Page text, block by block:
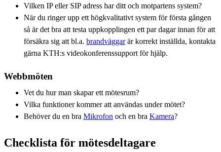
Vilken IP eller SIP adress har ditt och motpartens system?
När du ringer upp ett högkvalitativt system för första gången
så är det bra att testa uppkopplingen ett par dagar innan för att
försäkra sig att bl.a. brandväggarär korrekt inställda, kontakta
gärna KTH:s videokonferenssupport för hjälp.
Webbmöten
Vet du hur man skapar ett mötesrum?
Vilka funktioner kommer att användas under mötet?
Behöver du en bra Mikrofon och en bra Kamera?
Checklista för mötesdeltagare